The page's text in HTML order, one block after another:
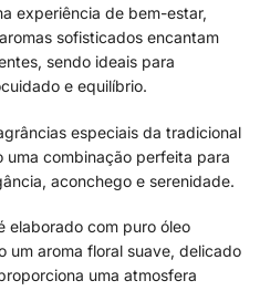
experiência de bem-estar,
sofisticados encantam
sendo ideais para
e equilíbrio.
especiais da tradicional
uma combinação perfeita para
aconchego e serenidade.
elaborado com puro óleo
um aroma floral suave, delicado
uma atmosfera